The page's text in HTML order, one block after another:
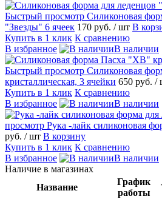
Быстрый просмотр Силиконовая
"Звезды" 6 ячеек 170 руб. / шт В
Купить в 1 клик К сравнению
В избранное
В наличии
Быстрый просмотр Силиконовая
кристаллическая, 3 ячейки 650 руб. /
Купить в 1 клик К сравнению
В избранное
В наличии
просмотр Рука -лайк силиконовая
руб. / шт В корзину
Купить в 1 клик К сравнению
В избранное
В наличии
Наличие в магазинах
Название
График
работы